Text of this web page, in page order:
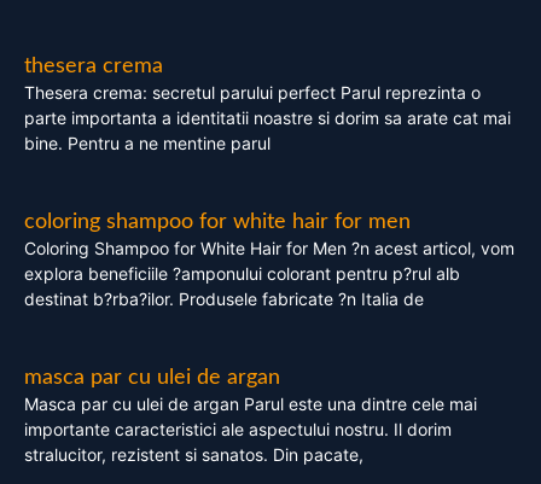
thesera crema
Thesera crema: secretul parului perfect Parul reprezinta o
parte importanta a identitatii noastre si dorim sa arate cat mai
bine. Pentru a ne mentine parul
coloring shampoo for white hair for men
Coloring Shampoo for White Hair for Men ?n acest articol, vom
explora beneficiile ?amponului colorant pentru p?rul alb
destinat b?rba?ilor. Produsele fabricate ?n Italia de
masca par cu ulei de argan
Masca par cu ulei de argan Parul este una dintre cele mai
importante caracteristici ale aspectului nostru. Il dorim
stralucitor, rezistent si sanatos. Din pacate,